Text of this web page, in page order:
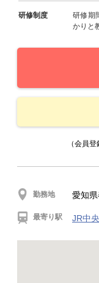
研修制度
研修期
かりと
（会員
勤務地 愛知
最寄り駅 JR中